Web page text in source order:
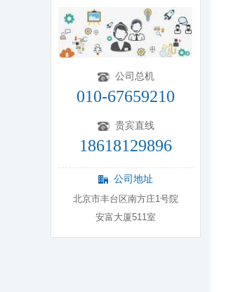
公司总机
010-67659210
贵宾直线
18618129896
公司地址
北京市丰台区南方庄1号院
安富大厦511室